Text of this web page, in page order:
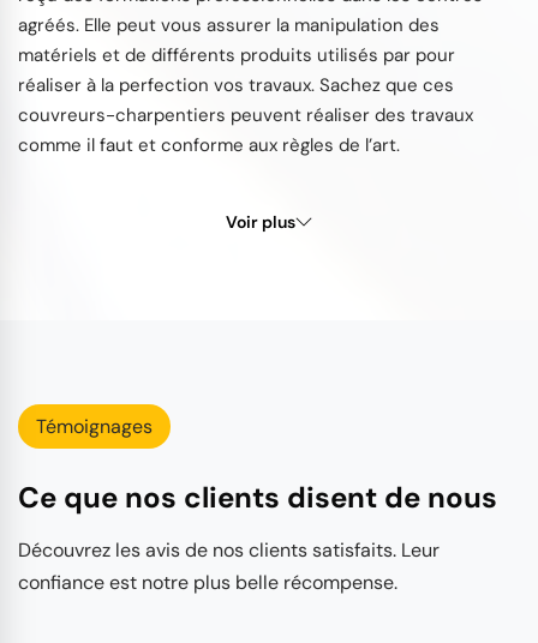
agréés. Elle peut vous assurer la manipulation des
matériels et de différents produits utilisés par pour
réaliser à la perfection vos travaux. Sachez que ces
couvreurs-charpentiers peuvent réaliser des travaux
comme il faut et conforme aux règles de l’art.
Voir plus
Témoignages
Ce que nos clients disent de nous
Découvrez les avis de nos clients satisfaits. Leur
confiance est notre plus belle récompense.